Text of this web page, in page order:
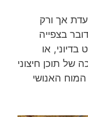
אך ורק
בצפייה
או
של תוכן חיצוני
האנושי